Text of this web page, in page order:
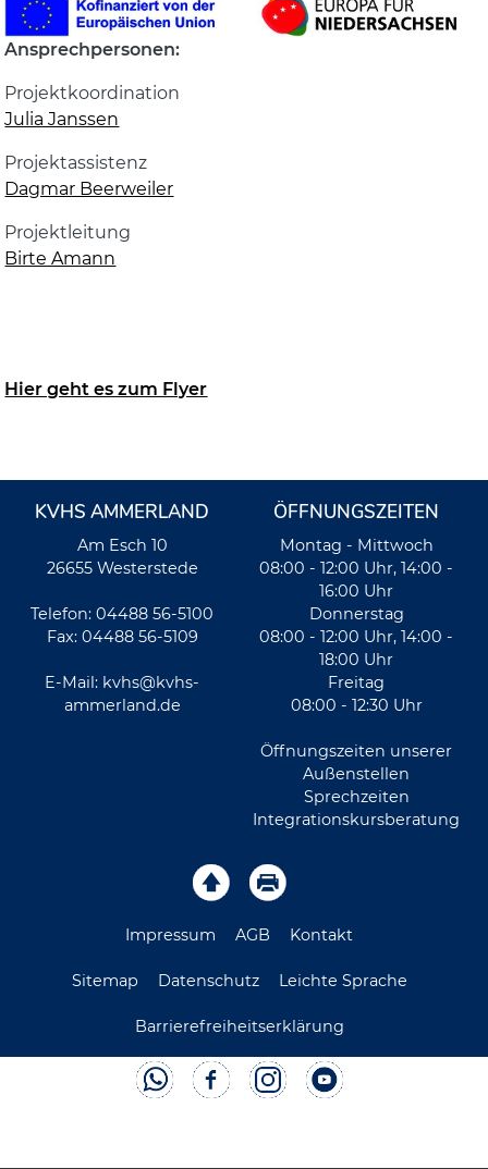
Ansprechpersonen:
Projektkoordination
Julia Janssen
Projektassistenz
Dagmar Beerweiler
Projektleitung
Birte Amann
Hier geht es zum Flyer
KVHS AMMERLAND
Am Esch 10
26655 Westerstede
Telefon: 04488 56-5100
Fax: 04488 56-5109
E-Mail: kvhs@kvhs-
ammerland.de
ÖFFNUNGSZEITEN
Montag - Mittwoch
08:00 - 12:00 Uhr, 14:00 -
16:00 Uhr
Donnerstag
08:00 - 12:00 Uhr, 14:00 -
18:00 Uhr
Freitag
08:00 - 12:30 Uhr
Öffnungszeiten unserer
Außenstellen
Sprechzeiten
Integrationskursberatung
Impressum AGB Kontakt
Sitemap Datenschutz Leichte Sprache
Barrierefreiheitserklärung